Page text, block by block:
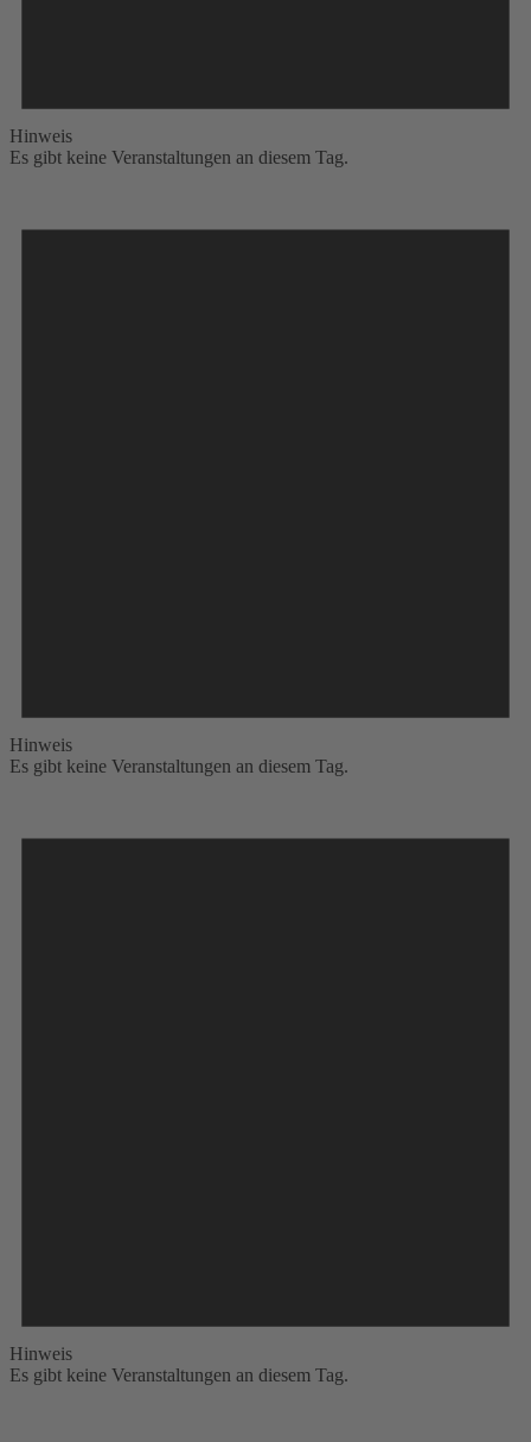
Hinweis
Es gibt keine Veranstaltungen an diesem Tag.
Hinweis
Es gibt keine Veranstaltungen an diesem Tag.
Hinweis
Es gibt keine Veranstaltungen an diesem Tag.